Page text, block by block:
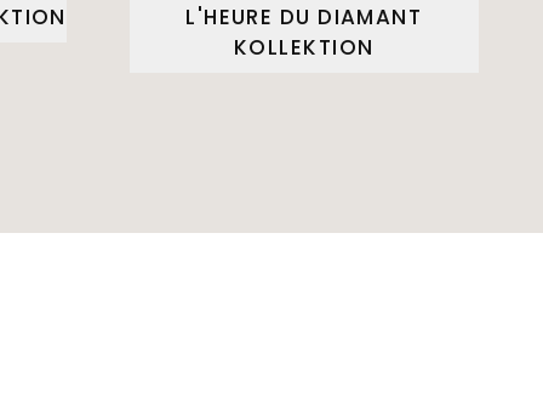
L'HEURE DU DIAMANT
KOLLEKTION